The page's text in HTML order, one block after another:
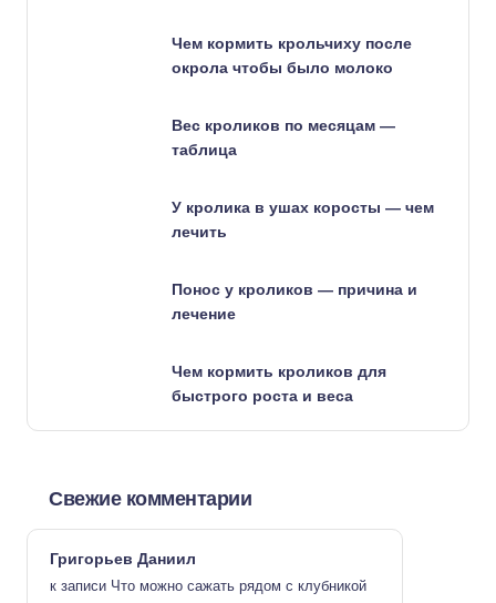
Чем кормить крольчиху после
окрола чтобы было молоко
Вес кроликов по месяцам —
таблица
У кролика в ушах коросты — чем
лечить
Понос у кроликов — причина и
лечение
Чем кормить кроликов для
быстрого роста и веса
Свежие комментарии
Григорьев Даниил
к записи Что можно сажать рядом с клубникой